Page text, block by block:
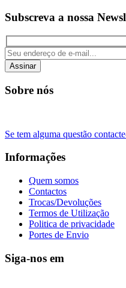
Subscreva a nossa
Assinar
Sobre nós
Se tem alguma questão
Informações
Quem somos
Contactos
Trocas/Devoluções
Termos de Utilização
Politica de privacidade
Portes de Envio
Siga-nos em